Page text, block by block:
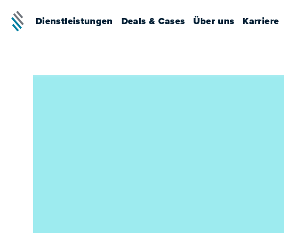
Dienstleistungen Deals & Cases Über uns Karriere